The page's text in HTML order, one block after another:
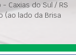
Caxias do Sul / RS
(ao lado da Brisa